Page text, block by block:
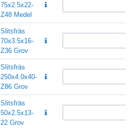
75x2.5x22-
Z48 Medel
Slitsfräs
70x3.5x16-
Z36 Grov
Slitsfräs
250x4.0x40-
Z86 Grov
Slitsfräs
50x2.5x13-
22 Grov